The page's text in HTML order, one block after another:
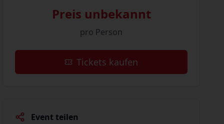
Preis unbekannt
pro Person
Tickets kaufen
Event teilen